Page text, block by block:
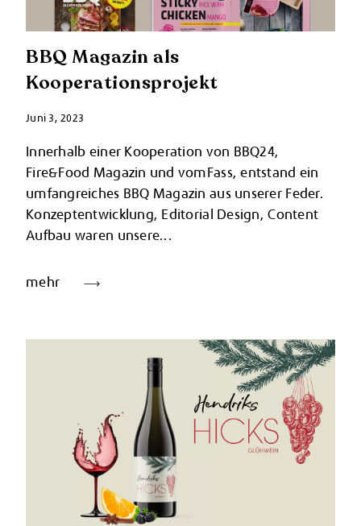
BBQ Magazin als
Kooperationsprojekt
Juni 3, 2023
Innerhalb einer Kooperation von BBQ24,
Fire&Food Magazin und vomFass, entstand ein
umfangreiches BBQ Magazin aus unserer Feder.
Konzeptentwicklung, Editorial Design, Content
Aufbau waren unsere...
mehr